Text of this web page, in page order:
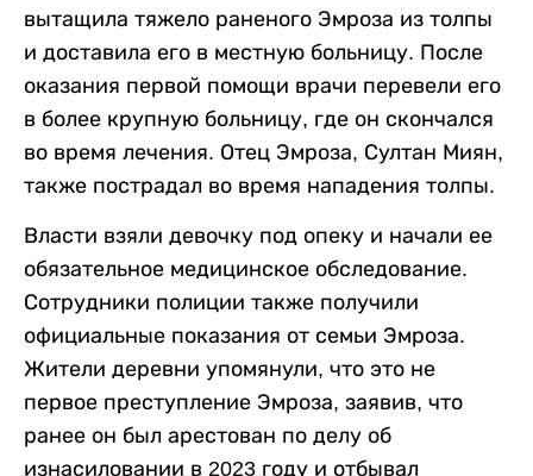
вытащила тяжело раненого Эмроза из толпы
и доставила его в местную больницу. После
оказания первой помощи врачи перевели его
в более крупную больницу, где он скончался
во время лечения. Отец Эмроза, Султан Миян,
также пострадал во время нападения толпы.
Власти взяли девочку под опеку и начали ее
обязательное медицинское обследование.
Сотрудники полиции также получили
официальные показания от семьи Эмроза.
Жители деревни упомянули, что это не
первое преступление Эмроза, заявив, что
ранее он был арестован по делу об
изнасиловании в 2023 году и отбывал